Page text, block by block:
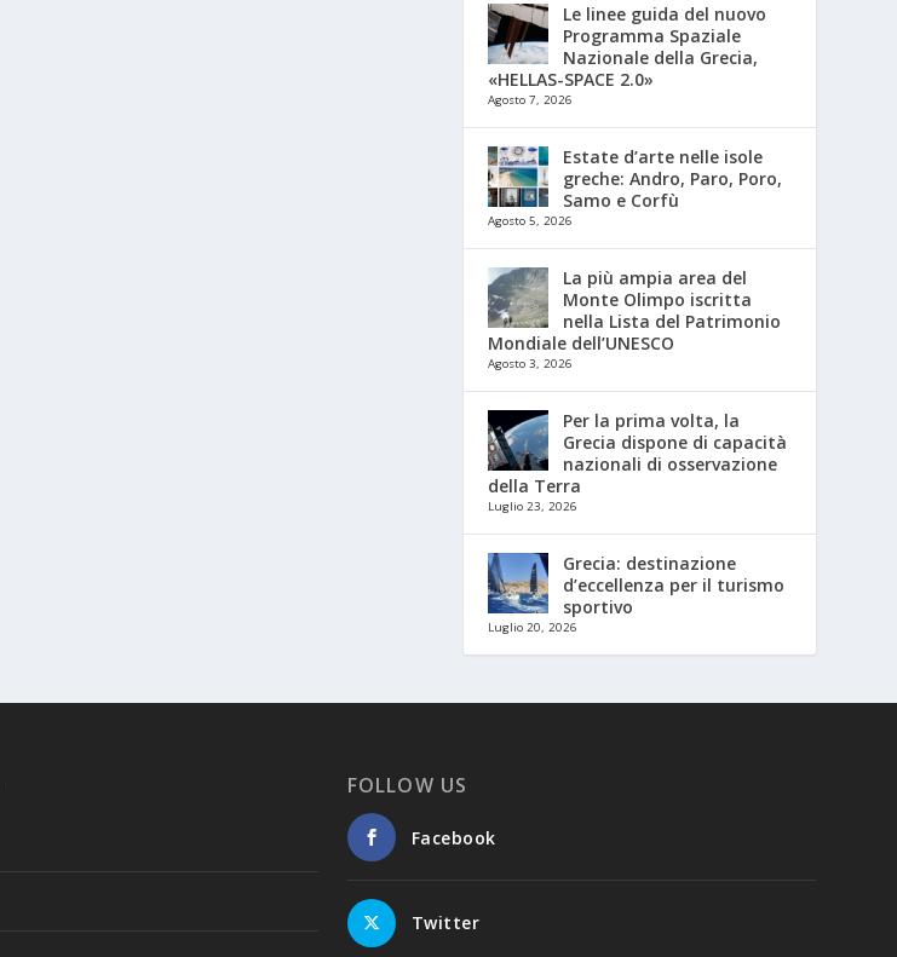
Le linee guida del nuovo
Programma Spaziale
Nazionale della Grecia,
«HELLAS-SPACE 2.0»
Agosto 7, 2026
Estate d’arte nelle isole
greche: Andro, Paro, Poro,
Samo e Corfù
Agosto 5, 2026
La più ampia area del
Monte Olimpo iscritta
nella Lista del Patrimonio
Mondiale dell’UNESCO
Agosto 3, 2026
Per la prima volta, la
Grecia dispone di capacità
nazionali di osservazione
della Terra
Luglio 23, 2026
Grecia: destinazione
d’eccellenza per il turismo
sportivo
Luglio 20, 2026
FOLLOW US
Facebook
Twitter